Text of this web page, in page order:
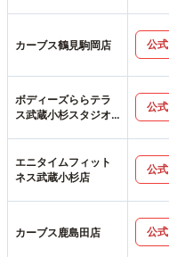
カーブス鶴見駒岡店 公式
ボディーズららテラ
ス武蔵小杉スタジオ
公式
エニタイムフィット
ネス武蔵小杉店
公式
カーブス鹿島田店 公式